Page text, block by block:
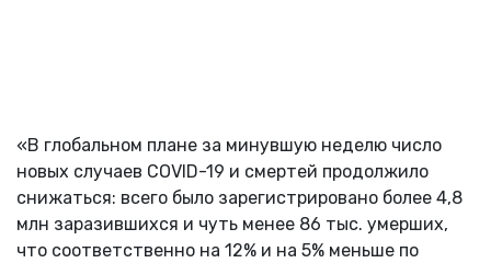
«В глобальном плане за минувшую неделю число
новых случаев COVID-19 и смертей продолжило
снижаться: всего было зарегистрировано более 4,8
млн заразившихся и чуть менее 86 тыс. умерших,
что соответственно на 12% и на 5% меньше по